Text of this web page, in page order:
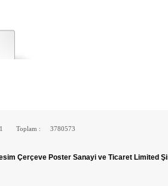
Toplam : 3780573
Çerçeve Poster Sanayi ve Ticaret Limited